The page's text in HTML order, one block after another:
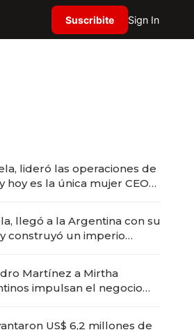
Suscribite Sign In
lideró las operaciones de
hoy es la única mujer CEO
llegó a la Argentina con su
construyó un imperio
Martínez a Mirtha
impulsan el negocio
US$ 6,2 millones de